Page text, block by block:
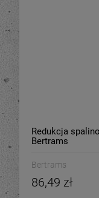
Redukcja
Bertrams
Bertrams
86,49 zł